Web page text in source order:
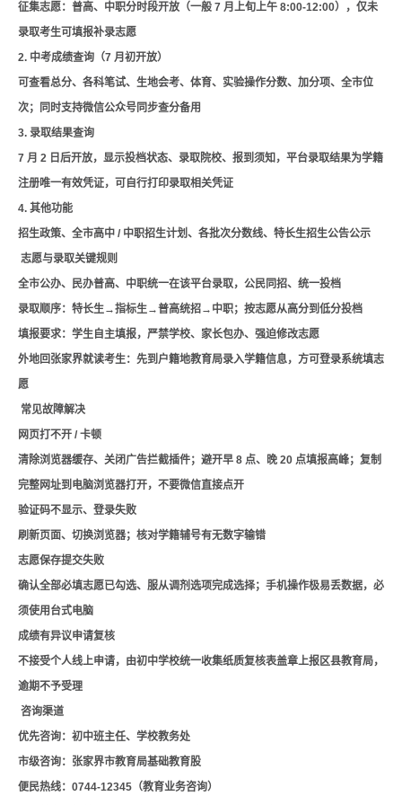
征集志愿：普高、中职分时段开放（一般 7 月上旬上午 8:00-12:00），仅未
录取考生可填报补录志愿
2. 中考成绩查询（7 月初开放）
可查看总分、各科笔试、生地会考、体育、实验操作分数、加分项、全市位
次；同时支持微信公众号同步查分备用
3. 录取结果查询
7 月 2 日后开放，显示投档状态、录取院校、报到须知，平台录取结果为学籍
注册唯一有效凭证，可自行打印录取相关凭证
4. 其他功能
招生政策、全市高中 / 中职招生计划、各批次分数线、特长生招生公告公示
志愿与录取关键规则
全市公办、民办普高、中职统一在该平台录取，公民同招、统一投档
录取顺序：特长生→指标生→普高统招→中职；按志愿从高分到低分投档
填报要求：学生自主填报，严禁学校、家长包办、强迫修改志愿
外地回张家界就读考生：先到户籍地教育局录入学籍信息，方可登录系统填志
愿
常见故障解决
网页打不开 / 卡顿
清除浏览器缓存、关闭广告拦截插件；避开早 8 点、晚 20 点填报高峰；复制
完整网址到电脑浏览器打开，不要微信直接点开
验证码不显示、登录失败
刷新页面、切换浏览器；核对学籍辅号有无数字输错
志愿保存提交失败
确认全部必填志愿已勾选、服从调剂选项完成选择；手机操作极易丢数据，必
须使用台式电脑
成绩有异议申请复核
不接受个人线上申请，由初中学校统一收集纸质复核表盖章上报区县教育局，
逾期不予受理
咨询渠道
优先咨询：初中班主任、学校教务处
市级咨询：张家界市教育局基础教育股
便民热线：0744-12345（教育业务咨询）